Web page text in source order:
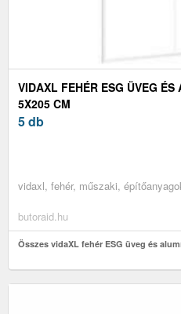
VIDAXL FEHÉR ESG ÜVEG
5X205 CM
5 db
vidaxl, fehér, műszaki,
butoraid.hu
Összes vidaXL fehér ESG üveg és